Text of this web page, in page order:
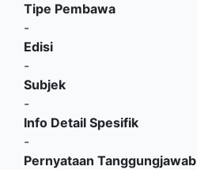
Tipe Pembawa
-
Edisi
-
Subjek
-
Info Detail Spesifik
-
Pernyataan Tanggungjawab